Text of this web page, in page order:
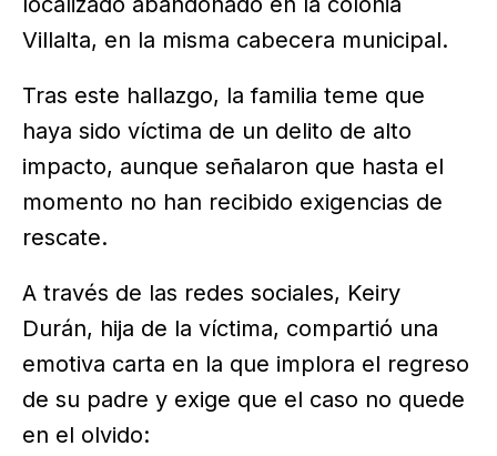
Villalta, en la misma cabecera municipal.
Tras este hallazgo, la familia teme que
haya sido víctima de un delito de alto
impacto, aunque señalaron que hasta el
momento no han recibido exigencias de
rescate.
A través de las redes sociales, Keiry
Durán, hija de la víctima, compartió una
emotiva carta en la que implora el regreso
de su padre y exige que el caso no quede
en el olvido: